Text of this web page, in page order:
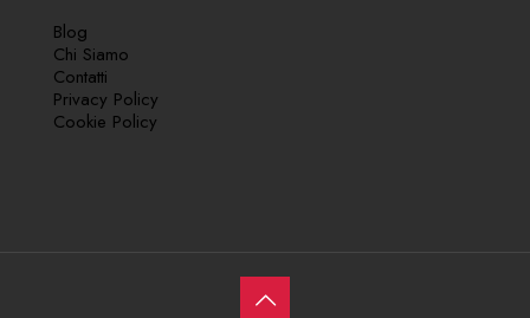
Blog
Chi Siamo
Contatti
Privacy Policy
Cookie Policy